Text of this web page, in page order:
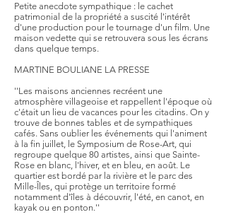
Petite anecdote sympathique : le cachet
patrimonial de la propriété a suscité l'intérêt
d'une production pour le tournage d'un film. Une
maison vedette qui se retrouvera sous les écrans
dans quelque temps.
MARTINE BOULIANE LA PRESSE
''Les maisons anciennes recréent une
atmosphère villageoise et rappellent l'époque où
c'était un lieu de vacances pour les citadins. On y
trouve de bonnes tables et de sympathiques
cafés. Sans oublier les événements qui l'animent
à la fin juillet, le Symposium de Rose-Art, qui
regroupe quelque 80 artistes, ainsi que Sainte-
Rose en blanc, l'hiver, et en bleu, en août. Le
quartier est bordé par la rivière et le parc des
Mille-Îles, qui protège un territoire formé
notamment d'îles à découvrir, l'été, en canot, en
kayak ou en ponton.''